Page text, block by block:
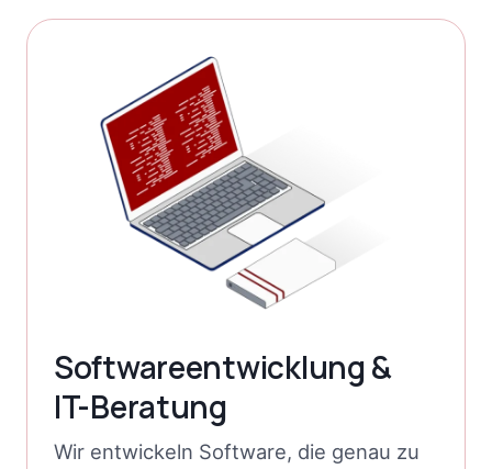
Softwareentwicklung &
IT-Beratung
Wir entwickeln Software, die genau zu